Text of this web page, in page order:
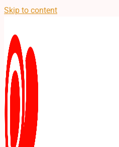
Skip to content